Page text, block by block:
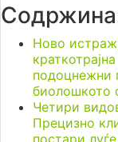
Ново
подоцнежни
биолошкото
Четири
Прецизно
постари